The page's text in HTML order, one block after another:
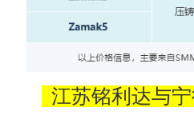
江苏铭利达与